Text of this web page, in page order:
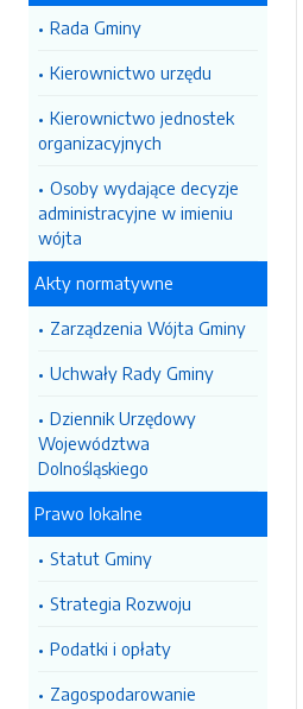
Rada Gminy
Kierownictwo urzędu
Kierownictwo jednostek
organizacyjnych
Osoby wydające decyzje
administracyjne w imieniu
wójta
Akty normatywne
Zarządzenia Wójta Gminy
Uchwały Rady Gminy
Dziennik Urzędowy
Województwa
Dolnośląskiego
Prawo lokalne
Statut Gminy
Strategia Rozwoju
Podatki i opłaty
Zagospodarowanie